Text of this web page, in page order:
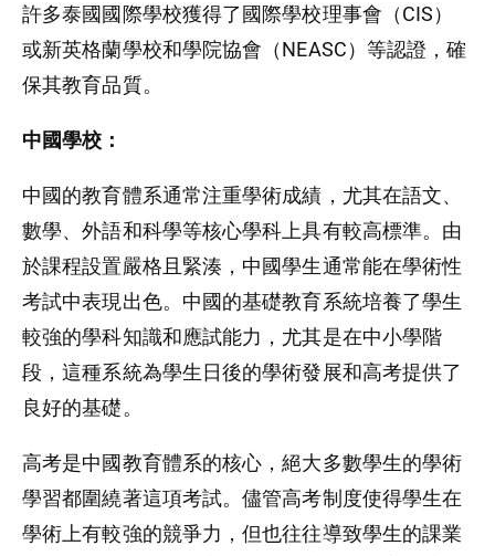
許多泰國國際學校獲得了國際學校理事會（CIS）
或新英格蘭學校和學院協會（NEASC）等認證，確
保其教育品質。
中國學校：
中國的教育體系通常注重學術成績，尤其在語文、
數學、外語和科學等核心學科上具有較高標準。由
於課程設置嚴格且緊湊，中國學生通常能在學術性
考試中表現出色。中國的基礎教育系統培養了學生
較強的學科知識和應試能力，尤其是在中小學階
段，這種系統為學生日後的學術發展和高考提供了
良好的基礎。
高考是中國教育體系的核心，絕大多數學生的學術
學習都圍繞著這項考試。儘管高考制度使得學生在
學術上有較強的競爭力，但也往往導致學生的課業